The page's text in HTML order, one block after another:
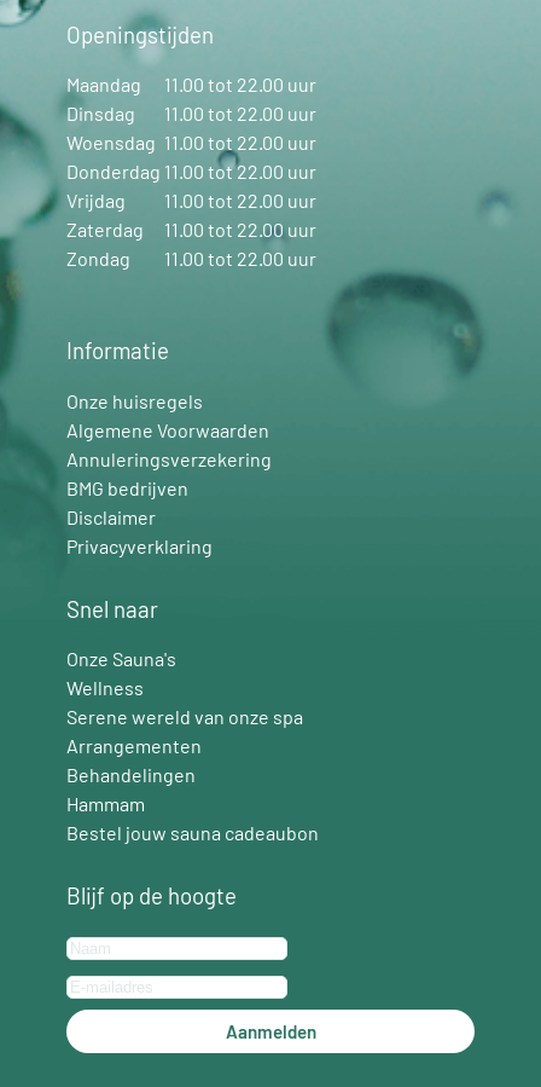
Openingstijden
Maandag
11.00 tot 22.00 uur
Dinsdag
11.00 tot 22.00 uur
Woensdag 11.00 tot 22.00 uur
Donderdag 11.00 tot 22.00 uur
Vrijdag
11.00 tot 22.00 uur
Zaterdag
11.00 tot 22.00 uur
Zondag
11.00 tot 22.00 uur
Informatie
Onze huisregels
Algemene Voorwaarden
Annuleringsverzekering
BMG bedrijven
Disclaimer
Privacyverklaring
Snel naar
Onze Sauna's
Wellness
Serene wereld van onze spa
Arrangementen
Behandelingen
Hammam
Bestel jouw sauna cadeaubon
Blijf op de hoogte
Aanmelden